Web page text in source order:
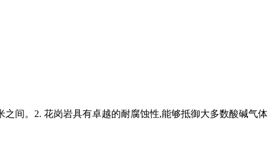
间。2. 花岗岩具有卓越的耐腐蚀性,能够抵御大多数酸碱气体